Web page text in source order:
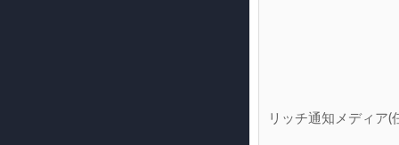
リッチ通知メディア(